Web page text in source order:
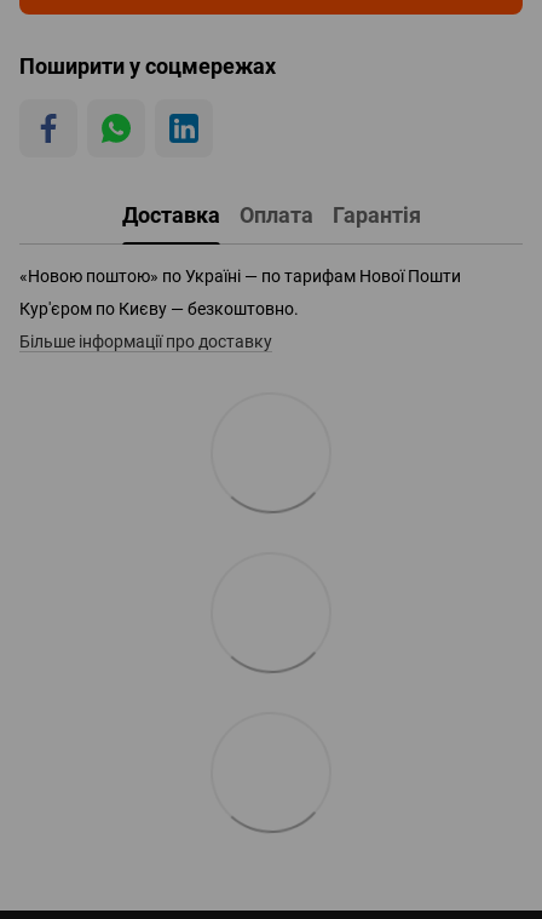
Поширити у соцмережах
Доставка Оплата Гарантія
«Новою поштою» по Україні — по тарифам Нової Пошти
Кур'єром по Києву — безкоштовно.
Більше інформації про доставку